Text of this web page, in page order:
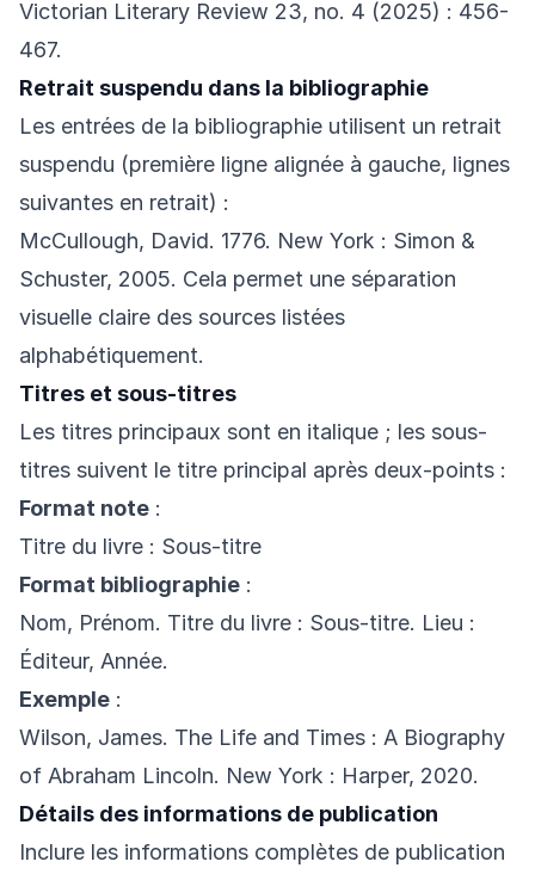
Victorian Literary Review 23, no. 4 (2025) : 456-
467.
Retrait suspendu dans la bibliographie
Les entrées de la bibliographie utilisent un retrait
suspendu (première ligne alignée à gauche, lignes
suivantes en retrait) :
McCullough, David. 1776. New York : Simon &
Schuster, 2005. Cela permet une séparation
visuelle claire des sources listées
alphabétiquement.
Titres et sous-titres
Les titres principaux sont en italique ; les sous-
titres suivent le titre principal après deux-points :
Format note :
Titre du livre : Sous-titre
Format bibliographie :
Nom, Prénom. Titre du livre : Sous-titre. Lieu :
Éditeur, Année.
Exemple :
Wilson, James. The Life and Times : A Biography
of Abraham Lincoln. New York : Harper, 2020.
Détails des informations de publication
Inclure les informations complètes de publication